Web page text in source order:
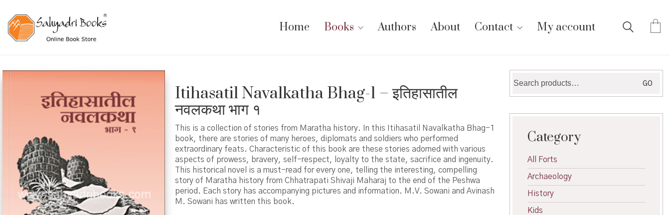
Home Books Authors About Contact My account
Itihasatil Navalkatha Bhag-1 – इतिहासातील
नवलकथा भाग १
This is a collection of stories from Maratha history. In this Itihasatil Navalkatha Bhag-1
book, there are stories of many heroes, diplomats and soldiers who performed
extraordinary feats. Characteristic of this book are these stories adorned with various
aspects of prowess, bravery, self-respect, loyalty to the state, sacrifice and ingenuity.
This historical novel is a must-read for every one, telling the interesting, compelling
story of Maratha history from Chhatrapati Shivaji Maharaj to the end of the Peshwa
period. Each story has accompanying pictures and information. M.V. Sowani and Avinash
M. Sowani has written this book.
for:
GO
Category
All Forts
Archaeology
History
Kids